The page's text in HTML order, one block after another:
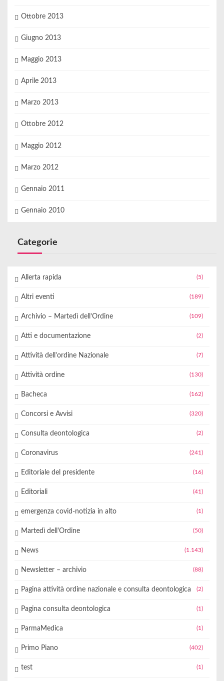
Ottobre 2013
Giugno 2013
Maggio 2013
Aprile 2013
Marzo 2013
Ottobre 2012
Maggio 2012
Marzo 2012
Gennaio 2011
Gennaio 2010
Categorie
Allerta rapida (5)
Altri eventi (189)
Archivio – Martedì dell’Ordine (109)
Atti e documentazione (2)
Attività dell'ordine Nazionale (7)
Attività ordine (130)
Bacheca (162)
Concorsi e Avvisi (320)
Consulta deontologica (2)
Coronavirus (241)
Editoriale del presidente (16)
Editoriali (41)
emergenza covid-notizia in alto (1)
Martedì dell'Ordine (50)
News (1.143)
Newsletter – archivio (88)
Pagina attività ordine nazionale e consulta deontologica (2)
Pagina consulta deontologica (1)
ParmaMedica (1)
Primo Piano (402)
test (1)